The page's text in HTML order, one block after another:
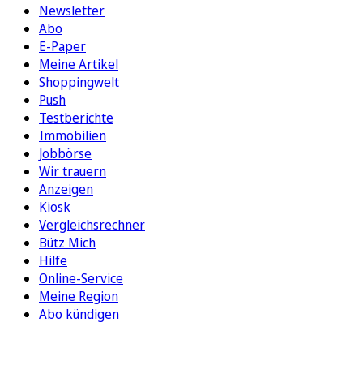
Newsletter
Abo
E-Paper
Meine Artikel
Shoppingwelt
Push
Testberichte
Immobilien
Jobbörse
Wir trauern
Anzeigen
Kiosk
Vergleichsrechner
Bütz Mich
Hilfe
Online-Service
Meine Region
Abo kündigen